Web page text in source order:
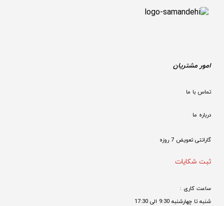
امور مشتریان
تماس با ما
درباره ما
گارانتی تعویض 7 روزه
ثبت شکایات
ساعت کاری :
شنبه تا چهارشنبه 9:30 الی 17:30